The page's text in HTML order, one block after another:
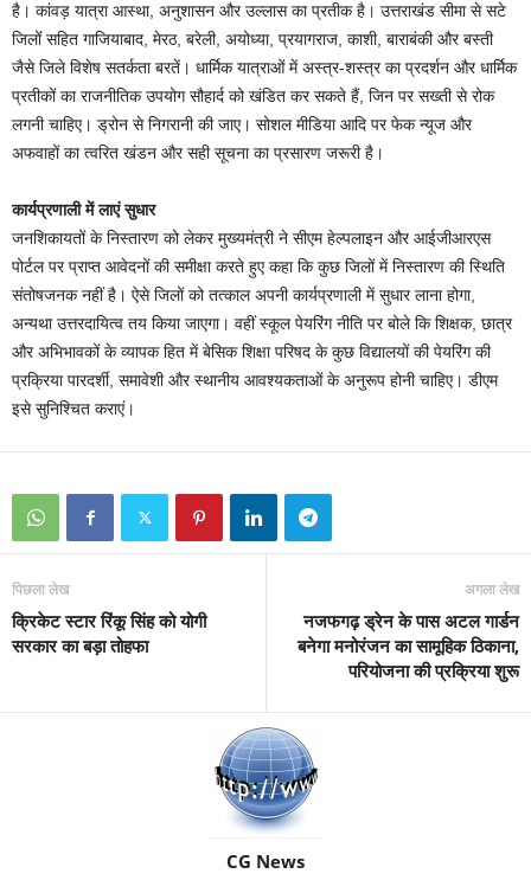
है। कांवड़ यात्रा आस्था, अनुशासन और उल्लास का प्रतीक है। उत्तराखंड सीमा से सटे
जिलोंं सहित गाजियाबाद, मेरठ, बरेली, अयोध्या, प्रयागराज, काशी, बाराबंकी और बस्ती
जैसे जिले विशेष सतर्कता बरतें। धार्मिक यात्राओं में अस्त्र-शस्त्र का प्रदर्शन और धार्मिक
प्रतीकों का राजनीतिक उपयोग सौहार्द को खंडित कर सकते हैं, जिन पर सख्ती से रोक
लगनी चाहिए। ड्रोन से निगरानी की जाए। सोशल मीडिया आदि पर फेक न्यूज और
अफवाहों का त्वरित खंडन और सही सूचना का प्रसारण जरूरी है।
कार्यप्रणाली में लाएं सुधार
जनशिकायतों के निस्तारण को लेकर मुख्यमंत्री ने सीएम हेल्पलाइन और आईजीआरएस
पोर्टल पर प्राप्त आवेदनों की समीक्षा करते हुए कहा कि कुछ जिलों में निस्तारण की स्थिति
संतोषजनक नहीं है। ऐसे जिलों को तत्काल अपनी कार्यप्रणाली में सुधार लाना होगा,
अन्यथा उत्तरदायित्व तय किया जाएगा। वहीं स्कूल पेयरिंग नीति पर बोले कि शिक्षक, छात्र
और अभिभावकों के व्यापक हित में बेसिक शिक्षा परिषद के कुछ विद्यालयों की पेयरिंग की
प्रक्रिया पारदर्शी, समावेशी और स्थानीय आवश्यकताओं के अनुरूप होनी चाहिए। डीएम
इसे सुनिश्चित कराएं।
पिछला लेख
क्रिकेट स्टार रिंकू सिंह को योगी
सरकार का बड़ा तोहफा
अगला लेख
नजफगढ़ ड्रेन के पास अटल गार्डन
बनेगा मनोरंजन का सामूहिक ठिकाना,
परियोजना की प्रक्रिया शुरू
CG News